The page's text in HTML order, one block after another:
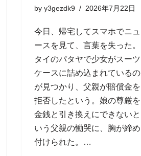
by y3gezdk9 2026年7月22日
今日、帰宅してスマホでニュ
ースを見て、言葉を失った。
タイのパタヤで少女がスーツ
ケースに詰め込まれているの
が見つかり、父親が賠償金を
拒否したという。娘の尊厳を
金銭と引き換えにできないと
いう父親の慟哭に、胸が締め
付けられた。…